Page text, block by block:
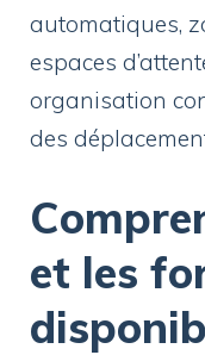
automatiques,
espaces
organisation
des
et les